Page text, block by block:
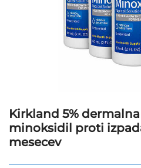
Kirkland 5%
minoksidil proti
mesecev